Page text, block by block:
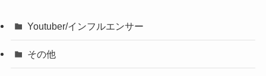
Youtuber/インフルエンサー
その他